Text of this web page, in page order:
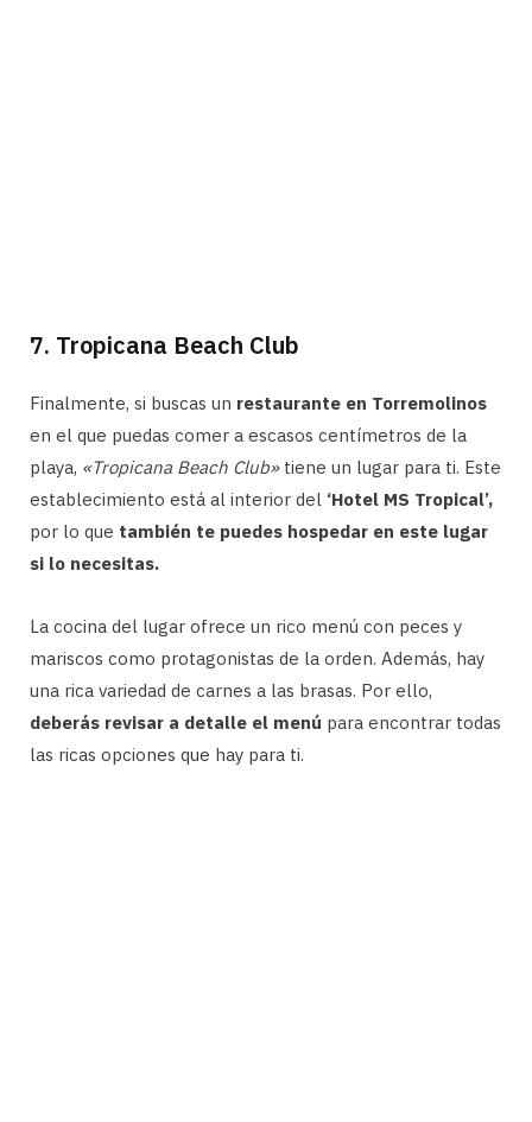
7. Tropicana Beach Club
Finalmente, si buscas un restaurante en Torremolinos
en el que puedas comer a escasos centímetros de la
playa, «Tropicana Beach Club»tiene un lugar para ti. Este
establecimiento está al interior del ‘Hotel MS Tropical’,
por lo que también te puedes hospedar en este lugar
si lo necesitas.
La cocina del lugar ofrece un rico menú con peces y
mariscos como protagonistas de la orden. Además, hay
una rica variedad de carnes a las brasas. Por ello,
deberás revisar a detalle el menú para encontrar todas
las ricas opciones que hay para ti.